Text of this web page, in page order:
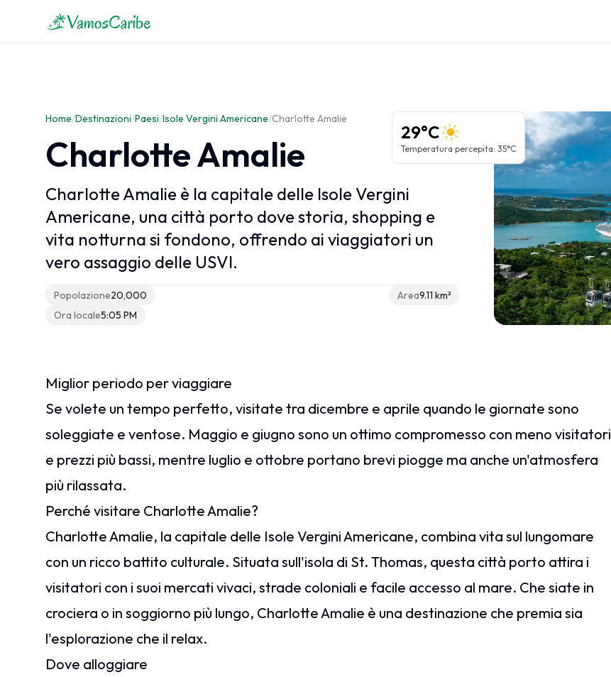
Clima dei Caraibi
Piccole Antille
Caraibi Francesi
Home/Destinazioni/Paesi/Isole Vergini Americane/Charlotte Amalie
Charlotte Amalie
Charlotte Amalie è la capitale delle Isole Vergini
Americane, una città porto dove storia, shopping e
vita notturna si fondono, offrendo ai viaggiatori un
vero assaggio delle USVI.
Popolazione20,000
Ora locale5:05 PM
Area9.11 km²
29°C
Temperatura percepita: 35°C
Miglior periodo per viaggiare
Se volete un tempo perfetto, visitate tra dicembre e aprile quando le giornate sono
soleggiate e ventose. Maggio e giugno sono un ottimo compromesso con meno visitatori
e prezzi più bassi, mentre luglio e ottobre portano brevi piogge ma anche un'atmosfera
più rilassata.
Perché visitare Charlotte Amalie?
Charlotte Amalie, la capitale delle Isole Vergini Americane, combina vita sul lungomare
con un ricco battito culturale. Situata sull'isola di St. Thomas, questa città porto attira i
visitatori con i suoi mercati vivaci, strade coloniali e facile accesso al mare. Che siate in
crociera o in soggiorno più lungo, Charlotte Amalie è una destinazione che premia sia
l'esplorazione che il relax.
Dove alloggiare